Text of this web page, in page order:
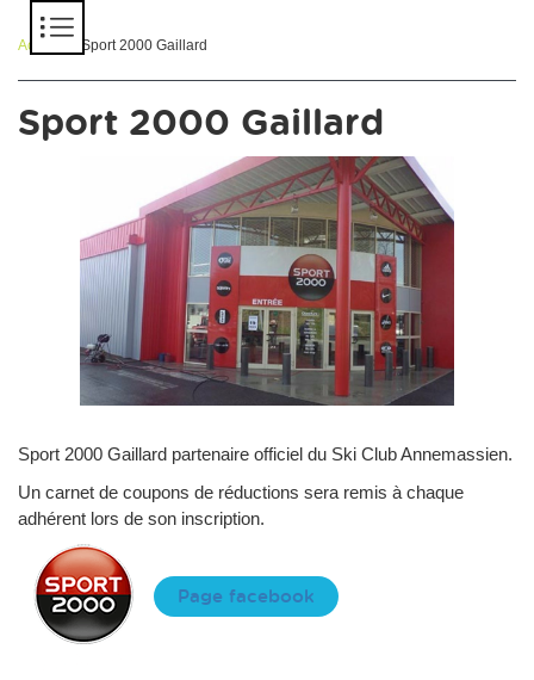
Accueil > Sport 2000 Gaillard
Sport 2000 Gaillard
Sport 2000 Gaillard partenaire officiel du Ski Club Annemassien.
Un carnet de coupons de réductions sera remis à chaque
adhérent lors de son inscription.
Page facebook